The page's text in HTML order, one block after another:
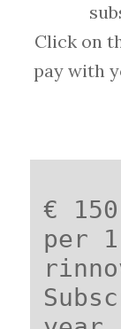
Click on
pay with
€
per